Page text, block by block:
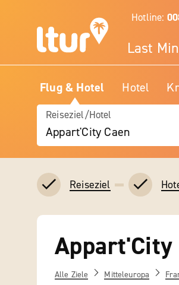
Hotline:
Last
Flug & Hotel Hotel
Reiseziel/Hotel
Appart'City Caen
Reiseziel
Appart'City
Alle Ziele Mitteleuropa